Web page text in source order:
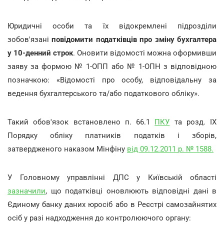
Юридичні особи та їх відокремлені підрозділи
зобов'язаніповідомити податківців про зміну бухгалтера
у 10-денний строк. Оновити відомості можна оформивши
заяву за формою № 1-ОПП або № 1-ОПН з відповідною
позначкою: «Відомості про особу, відповідальну за
ведення бухгалтерського та/або податкового обліку».
Такий обов'язок встановлено п. 66.1 ПКУ та розд. IX
Порядку обліку платників податків і зборів,
затвердженого наказом Мінфіну від 09.12.2011 р. № 1588.
У Головному управлінні ДПС у Київській області
зазначили, що податківці оновлюють відповідні дані в
Єдиному банку даних юросіб або в Реєстрі самозайнятих
осіб у разі надходження до контролюючого органу: